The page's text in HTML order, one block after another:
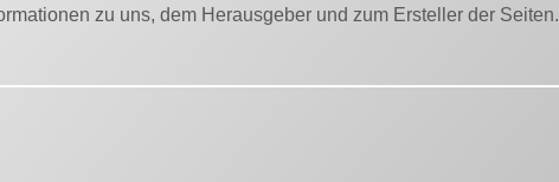
zu uns, dem Herausgeber und zum Ersteller der Seiten.